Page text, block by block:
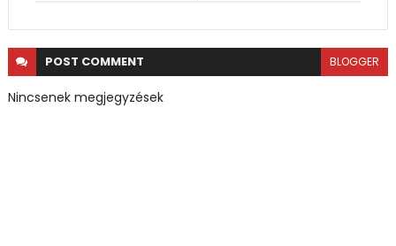
POST COMMENT BLOGGER
Nincsenek megjegyzések